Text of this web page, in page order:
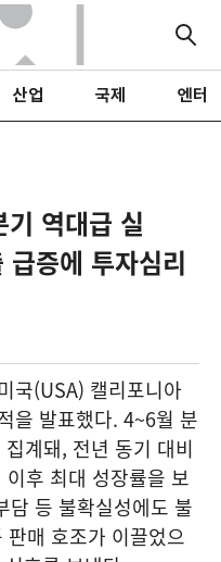
산업 국제 엔터
역대급 실
증에 투자심리
국(USA) 캘리포니아
을 발표했다. 4~6월 분
계돼, 전년 동기 대비
후 최대 성장률을 보
담 등 불확실성에도 불
매 호조가 이끌었으